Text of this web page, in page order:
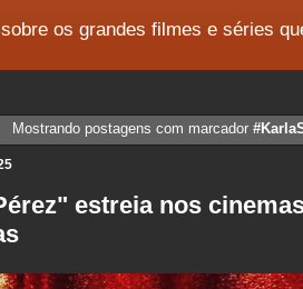
os grandes filmes e séries
Mostrando postagens com marcador
estreia nos